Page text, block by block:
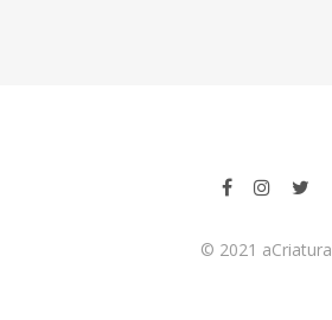
AMYR KLINK
© 2021 aCriatura